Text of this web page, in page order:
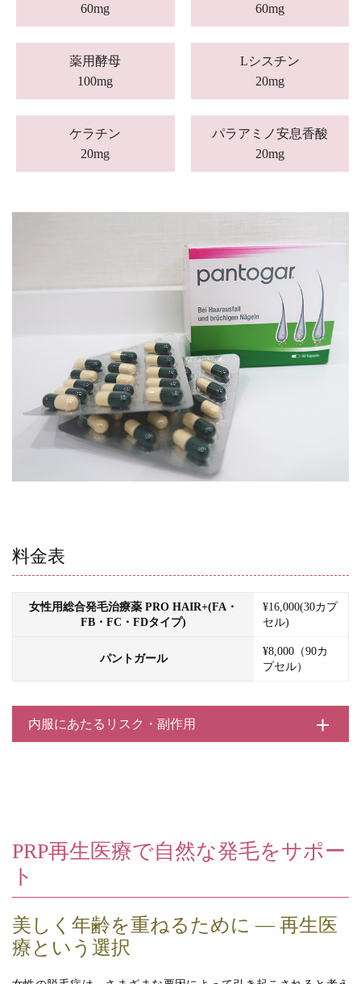
60mg
60mg
薬用酵母
100mg
Lシスチン
20mg
ケラチン
20mg
パラアミノ安息香酸
20mg
料金表
女性用総合発毛治療薬 PRO HAIR+(FA・
FB・FC・FDタイプ)
¥16,000(30カプ
セル)
パントガール
¥8,000（90カ
プセル）
内服にあたるリスク・副作用
PRP再生医療で自然な発毛をサポー
ト
美しく年齢を重ねるために ― 再生医
療という選択